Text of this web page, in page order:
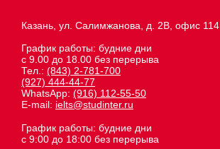
Казань, ул. Салимжанова, д. 2В, офис 114
График работы: будние дни
с 9.00 до 18.00 без перерыва
Тел.: (843) 2-781-700
(927) 444-44-77
WhatsApp: (916) 112-55-50
E-mail: ielts@studinter.ru
График работы: будние дни
с 9:00 до 18:00 без перерыва